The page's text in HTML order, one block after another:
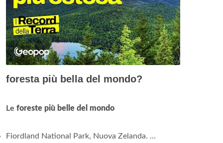
foresta più bella del mondo?
Le foreste più belle del mondo
Fiordland National Park, Nuova Zelanda. ...